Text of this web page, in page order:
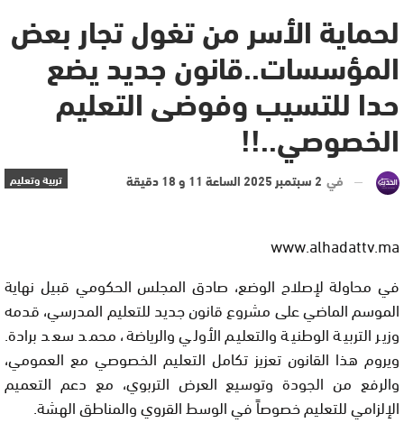
لحماية الأسر من تغول تجار بعض
المؤسسات..قانون جديد يضع
حدا للتسيب وفوضى التعليم
الخصوصي..!!
تربية وتعليم في 2 سبتمبر 2025 الساعة 11 و 18 دقيقة
www.alhadattv.ma
في محاولة لإصلاح الوضع، صادق المجلس الحكومي قبيل نهاية
الموسم الماضي على مشروع قانون جديد للتعليم المدرسي، قدمه
وزير التربية الوطنية والتعليم الأولي والرياضة، محمد سعد برادة.
ويروم هذا القانون تعزيز تكامل التعليم الخصوصي مع العمومي،
والرفع من الجودة وتوسيع العرض التربوي، مع دعم التعميم
الإلزامي للتعليم خصوصاً في الوسط القروي والمناطق الهشة.